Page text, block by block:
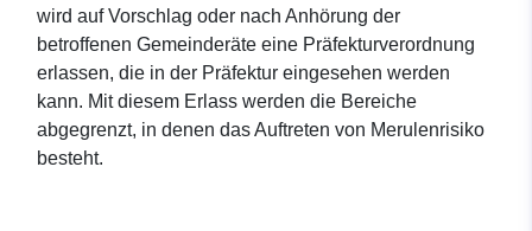
wird auf Vorschlag oder nach Anhörung der
betroffenen Gemeinderäte eine Präfekturverordnung
erlassen, die in der Präfektur eingesehen werden
kann. Mit diesem Erlass werden die Bereiche
abgegrenzt, in denen das Auftreten von Merulenrisiko
besteht.